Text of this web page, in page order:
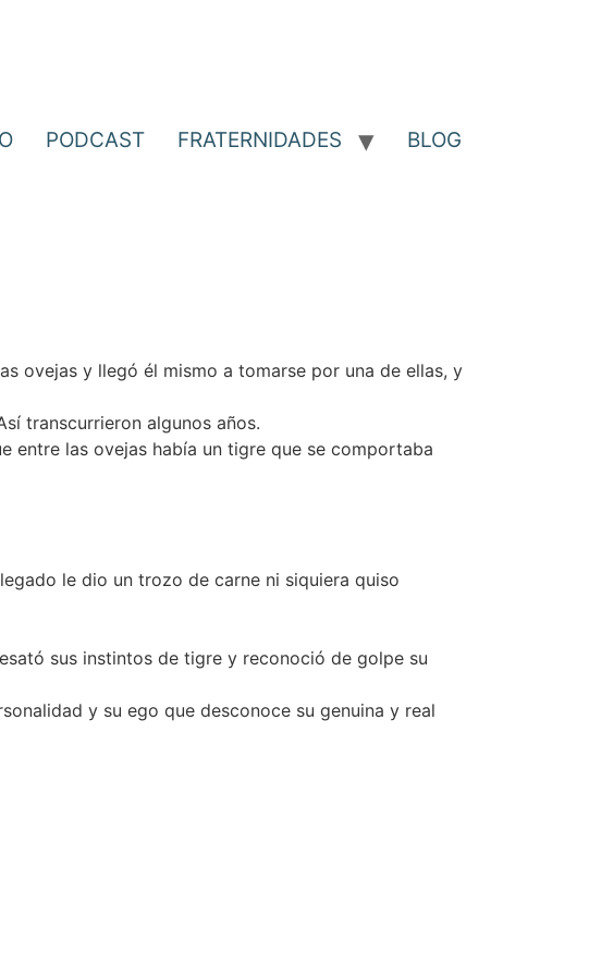
PODCAST FRATERNIDADES BLOG
ovejas y llegó él mismo a tomarse por una de ellas, y
transcurrieron algunos años.
entre las ovejas había un tigre que se comportaba
le dio un trozo de carne ni siquiera quiso
sus instintos de tigre y reconoció de golpe su
y su ego que desconoce su genuina y real